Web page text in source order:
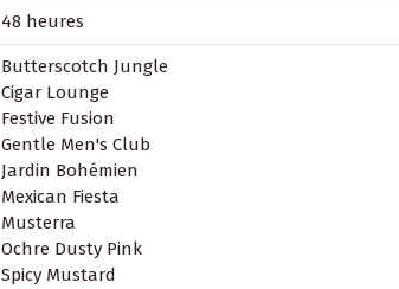
48 heures
Butterscotch Jungle
Cigar Lounge
Festive Fusion
Gentle Men's Club
Jardin Bohémien
Mexican Fiesta
Musterra
Ochre Dusty Pink
Spicy Mustard